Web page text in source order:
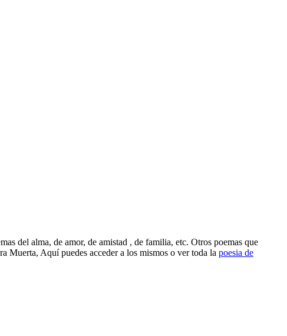
del alma, de amor, de amistad , de familia, etc. Otros poemas que
Aquí puedes acceder a los mismos o ver toda la poesia de